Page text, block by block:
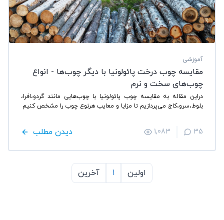
آموزشی
مقایسه چوب درخت پائولونیا با دیگر چوب‌ها - انواع
چوب‌های سخت و نرم
در‌این مقاله به مقایسه چوب پائولونیا با چوب‌هایی مانند گردو،‌افرا،
بلوط،‌سرو،کاج می‌پردازیم تا‌ مزایا و معایب هرنوع چوب را مشخص کنیم
دیدن مطلب 1,083 35
اولین 1 آخرین